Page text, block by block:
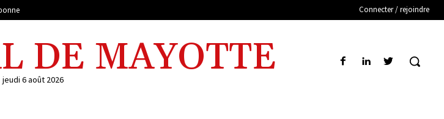
Connecter / rejoindre
DE MAYOTTE
jeudi 6 août 2026